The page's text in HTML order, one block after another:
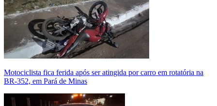
Motociclista fica ferida após ser atingida por carro em rotatória na
BR-352, em Pará de Minas